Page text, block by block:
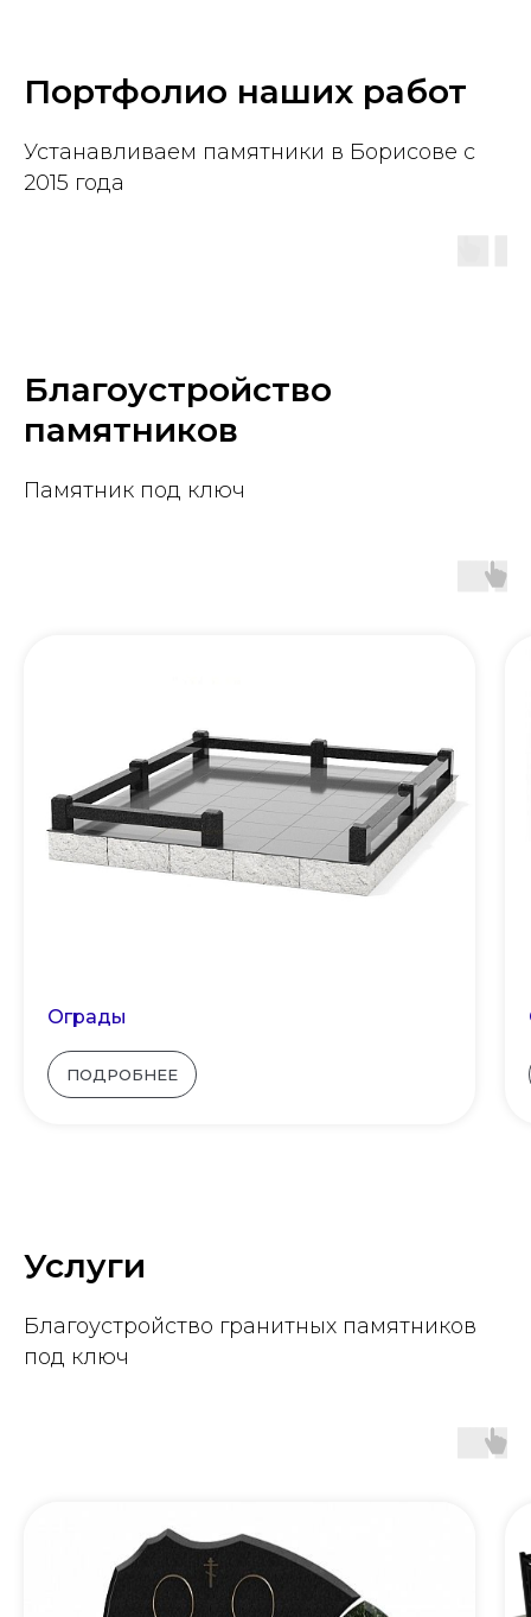
Портфолио наших работ
Устанавливаем памятники в Борисове с
2015 года
Благоустройство
памятников
Памятник под ключ
Ограды
ПОДРОБНЕЕ
Услуги
Благоустройство гранитных памятников
под ключ